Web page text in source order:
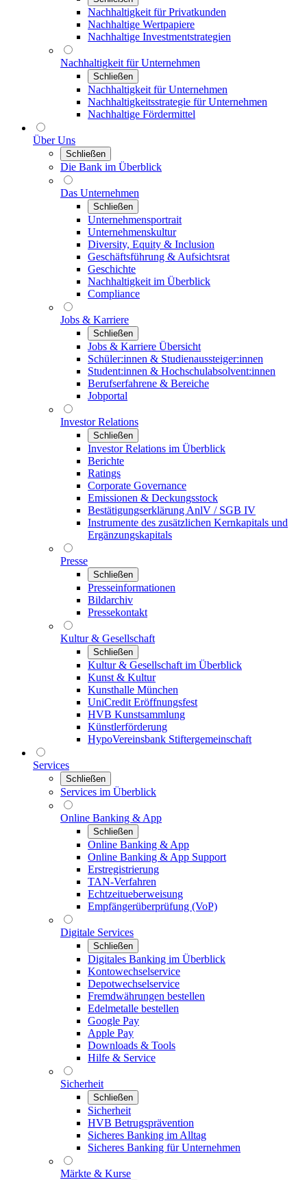
Nachhaltigkeit für Privatkunden
Nachhaltige Wertpapiere
Nachhaltige Investmentstrategien
Nachhaltigkeit für Unternehmen
Schließen
Nachhaltigkeit für Unternehmen
Nachhaltigkeitsstrategie für Unternehmen
Nachhaltige Fördermittel
Über Uns
Schließen
Die Bank im Überblick
Das Unternehmen
Schließen
Unternehmensportrait
Unternehmenskultur
Diversity, Equity & Inclusion
Geschäftsführung & Aufsichtsrat
Geschichte
Nachhaltigkeit im Überblick
Compliance
Jobs & Karriere
Schließen
Jobs & Karriere Übersicht
Schüler:innen & Studienaussteiger:innen
Student:innen & Hochschulabsolvent:innen
Berufserfahrene & Bereiche
Jobportal
Investor Relations
Schließen
Investor Relations im Überblick
Berichte
Ratings
Corporate Governance
Emissionen & Deckungsstock
Bestätigungserklärung AnlV / SGB IV
Instrumente des zusätzlichen Kernkapitals und
Ergänzungskapitals
Presse
Schließen
Presseinformationen
Bildarchiv
Pressekontakt
Kultur & Gesellschaft
Schließen
Kultur & Gesellschaft im Überblick
Kunst & Kultur
Kunsthalle München
UniCredit Eröffnungsfest
HVB Kunstsammlung
Künstlerförderung
HypoVereinsbank Stiftergemeinschaft
Services
Schließen
Services im Überblick
Online Banking & App
Schließen
Online Banking & App
Online Banking & App Support
Erstregistrierung
TAN-Verfahren
Echtzeitueberweisung
Empfängerüberprüfung (VoP)
Digitale Services
Schließen
Digitales Banking im Überblick
Kontowechselservice
Depotwechselservice
Fremdwährungen bestellen
Edelmetalle bestellen
Google Pay
Apple Pay
Downloads & Tools
Hilfe & Service
Sicherheit
Schließen
Sicherheit
HVB Betrugsprävention
Sicheres Banking im Alltag
Sicheres Banking für Unternehmen
Märkte & Kurse